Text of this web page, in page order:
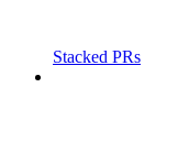
Stacked PRs